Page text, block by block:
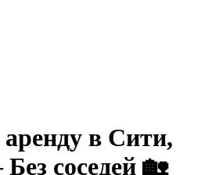
в Сити,
соседей 🏡